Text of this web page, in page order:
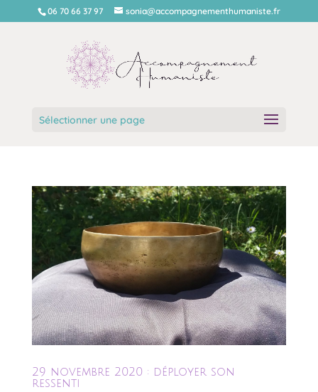
06 70 66 37 97 sonia@accompagnementhumaniste.fr
Sélectionner une page
29 novembre 2020 : déployer son
ressenti